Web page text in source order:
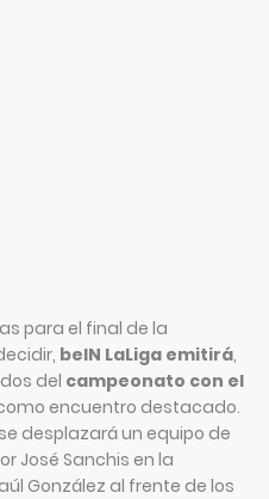
para el final de la
beIN LaLiga emitirá,
del campeonato con el
encuentro destacado.
desplazará un equipo de
José Sanchis en la
González al frente de los